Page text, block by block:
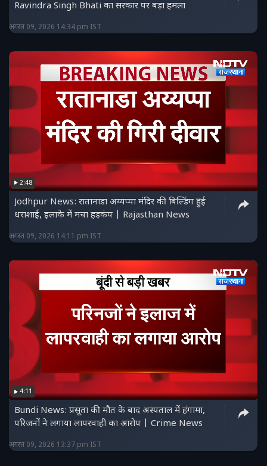
Ravindra Singh Bhati का सरकार पर बड़ा हमला
अगस्त 09, 2026 14:34 pm IST
2:48
Jodhpur News: रातानाडा अय्यप्पा मंदिर की बिल्डिंग हुई
धराशाई, इलाके में मचा हड़कंप | Rajasthan News
अगस्त 09, 2026 14:11 pm IST
4:11
Bundi News: प्रसूता की मौत के बाद अस्पताल में हंगामा,
परिजनों ने लगाया लापरवाही का आरोप | Crime News
अगस्त 09, 2026 13:37 pm IST